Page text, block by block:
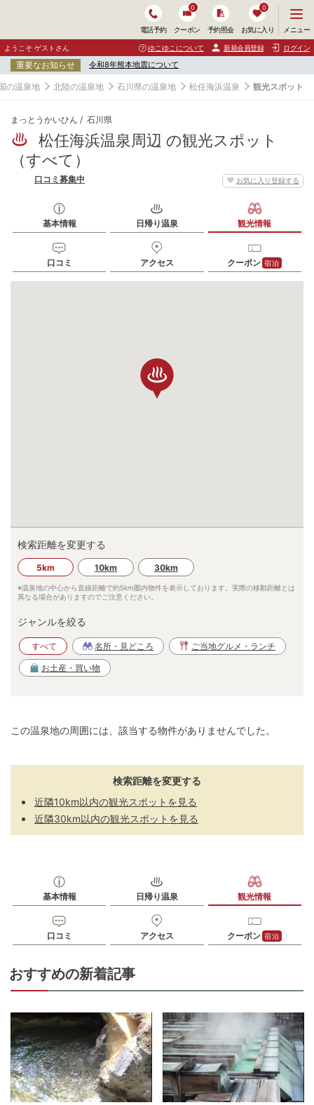
電話予約 クーポン
0
予約照会 お気に入り
0
ニ
ュ
ー
開
く
メニュー
ようこそ ゲストさん ゆこゆこについて 新規会員登録 ログイン
重要なお知らせ 令和8年熊本地震について
の温泉地 北陸の温泉地 石川県の温泉地 松任海浜温泉 観光スポット
まっとうかいひん 石川県
松任海浜温泉周辺 の観光スポット
（すべて）
お気に入り登録する
口コミ募集中
基本情報 日帰り温泉 観光情報
口コミ アクセス クーポン 宿泊
検索距離を変更する
5km 10km 30km
※温泉地の中心から直線距離で約5km圏内物件を表示しております。実際の移動距離とは
異なる場合がありますのでご注意ください。
ジャンルを絞る
すべて 名所・見どころ ご当地グルメ・ランチ
お土産・買い物
この温泉地の周囲には、該当する物件がありませんでした。
検索距離を変更する
近隣10km以内の観光スポットを見る
近隣30km以内の観光スポットを見る
基本情報 日帰り温泉 観光情報
口コミ アクセス クーポン 宿泊
おすすめの新着記事